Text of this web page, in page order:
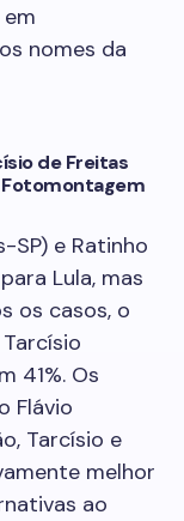
nomes da
de Freitas
Fotomontagem
SP) e Ratinho
Lula, mas
os casos, o
41%. Os
Flávio
Tarcísio e
melhor
ao